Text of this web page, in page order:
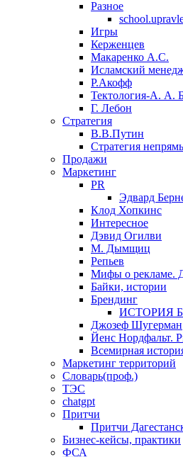
Разное
Игры
Керженцев
Макаренко А.С.
Исламский
Р.Акофф
Тектология-А. А.
​Г. Лебон
Стратегия
В.В.Путин
​Стратегия
Продажи
Маркетинг
PR
Эдвард
Клод Хопкинс
Интересное
Дэвид Огилви
М. Дымщиц
Репьев
Мифы о рекламе.
Байки, истории
Брендинг
ИСТОРИЯ
Джозеф Шугерман
​Йенс Нордфальт.
Всемирная
Маркетинг территорий
Словарь(проф.)
ТЭС
chatgpt
Притчи
Притчи
Бизнес-кейсы, практики
ФСА